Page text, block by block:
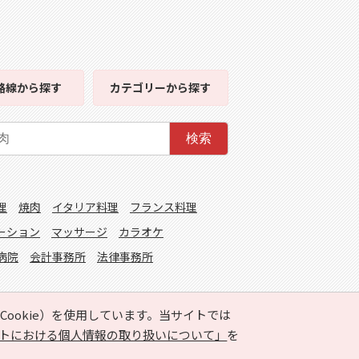
）を使用しています。当サイトでは
における個人情報の取り扱いについて」 を
線から探す カテゴリーから探す
検索
焼肉 イタリア料理
フランス料理
ション マッサージ
カラオケ
院 会計事務所 法律事務所